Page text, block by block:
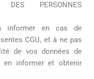
DES PERSONNES
informer en cas de
CGU, et à ne pas
de vos données de
en informer et obtenir